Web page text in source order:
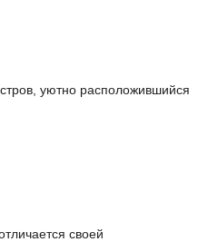
уютно расположившийся
своей